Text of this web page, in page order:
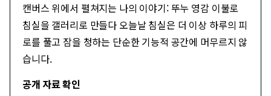
캔버스 위에서 펼쳐지는 나의 이야기: 뚜누 영감 이불로
침실을 갤러리로 만들다 오늘날 침실은 더 이상 하루의 피
로를 풀고 잠을 청하는 단순한 기능적 공간에 머무르지 않
습니다.
공개 자료 확인